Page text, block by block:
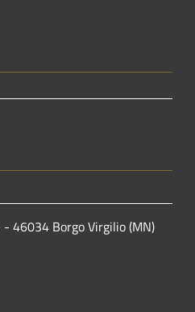
46034 Borgo Virgilio (MN)